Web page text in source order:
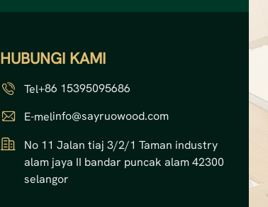
HUBUNGI KAMI
Tel+86 15395095686
E-melinfo@sayruowood.com
No 11 Jalan tiaj 3/2/1 Taman industry
alam jaya II bandar puncak alam 42300
selangor